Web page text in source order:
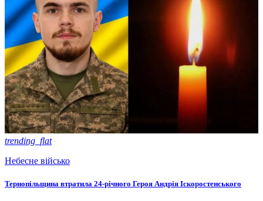
trending_flat
Небесне військо
Тернопільщина втратила 24-річного Героя Андрія Іскоростенського